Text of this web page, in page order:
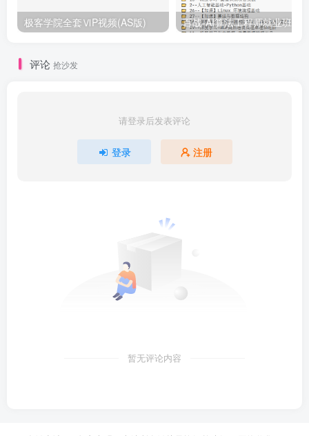
极客学院全套ⅥP视频(AS版)
评论 抢沙发
请登录后发表评论
登录 注册
暂无评论内容